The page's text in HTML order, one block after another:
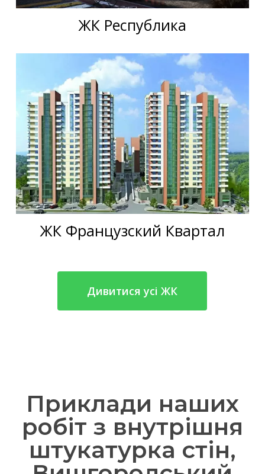
ЖК Республика
ЖК Французский Квартал
Дивитися усі ЖК
Приклади наших
робіт з внутрішня
штукатурка стін,